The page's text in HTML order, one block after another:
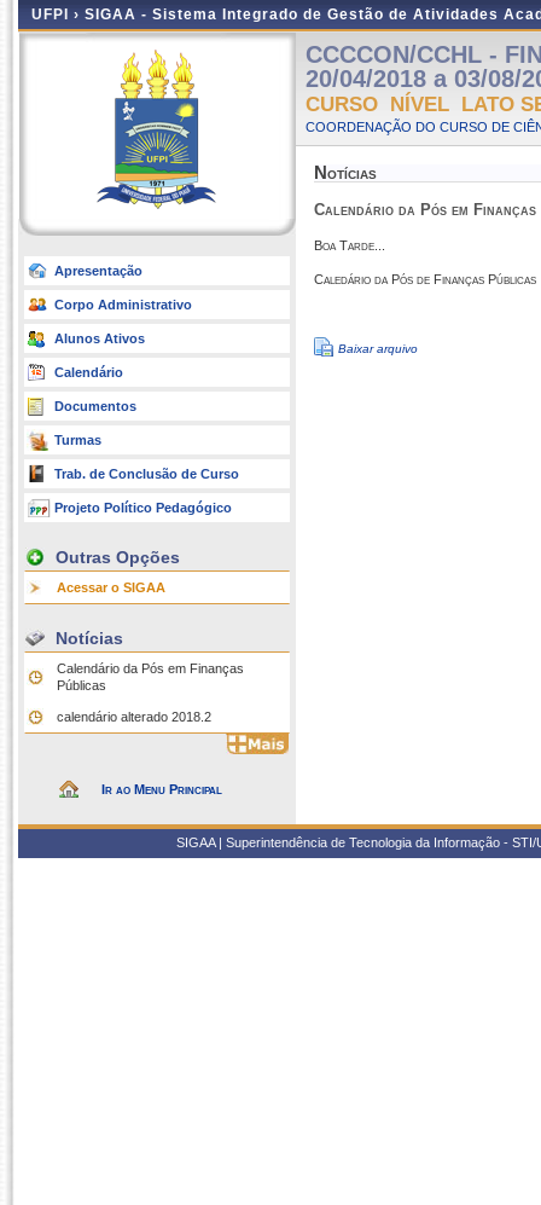
UFPI › SIGAA - Sistema Integrado de Gestão de Atividades
Apresentação
Corpo Administrativo
Alunos Ativos
Calendário
Documentos
Turmas
Trab. de Conclusão de Curso
Projeto Político Pedagógico
Outras Opções
Acessar o SIGAA
Notícias
Calendário da Pós em Finanças
Públicas
calendário alterado 2018.2
Ir ao Menu Principal
CCCCON/CCHL -
20/04/2018 a 03/08/
CURSO NÍVEL LATO
COORDENAÇÃO DO CURSO DE
Notícias
Calendário da Pós em
Boa Tarde...
Caledário da Pós de Finanças Públicas
Baixar arquivo
SIGAA | Superintendência de Tecnologia da Informação -